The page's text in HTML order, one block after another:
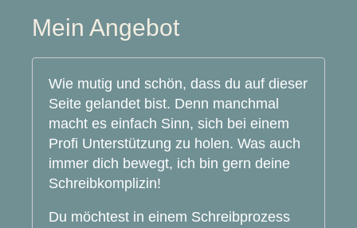
Mein Angebot
Wie mutig und schön, dass du auf dieser
Seite gelandet bist. Denn manchmal
macht es einfach Sinn, sich bei einem
Profi Unterstützung zu holen. Was auch
immer dich bewegt, ich bin gern deine
Schreibkomplizin!
Du möchtest in einem Schreibprozess